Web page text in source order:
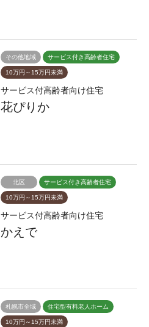
その他地域 サービス付き高齢者住宅
10万円～15万円未満
サービス付高齢者向け住宅
花ぴりか
北区 サービス付き高齢者住宅
10万円～15万円未満
サービス付高齢者向け住宅
かえで
札幌市全域 住宅型有料老人ホーム
10万円～15万円未満